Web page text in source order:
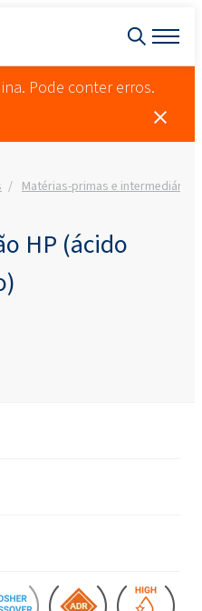
Pode conter erros.
Matérias-primas e intermediários
HP (ácido